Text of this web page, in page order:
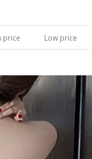
price Low price